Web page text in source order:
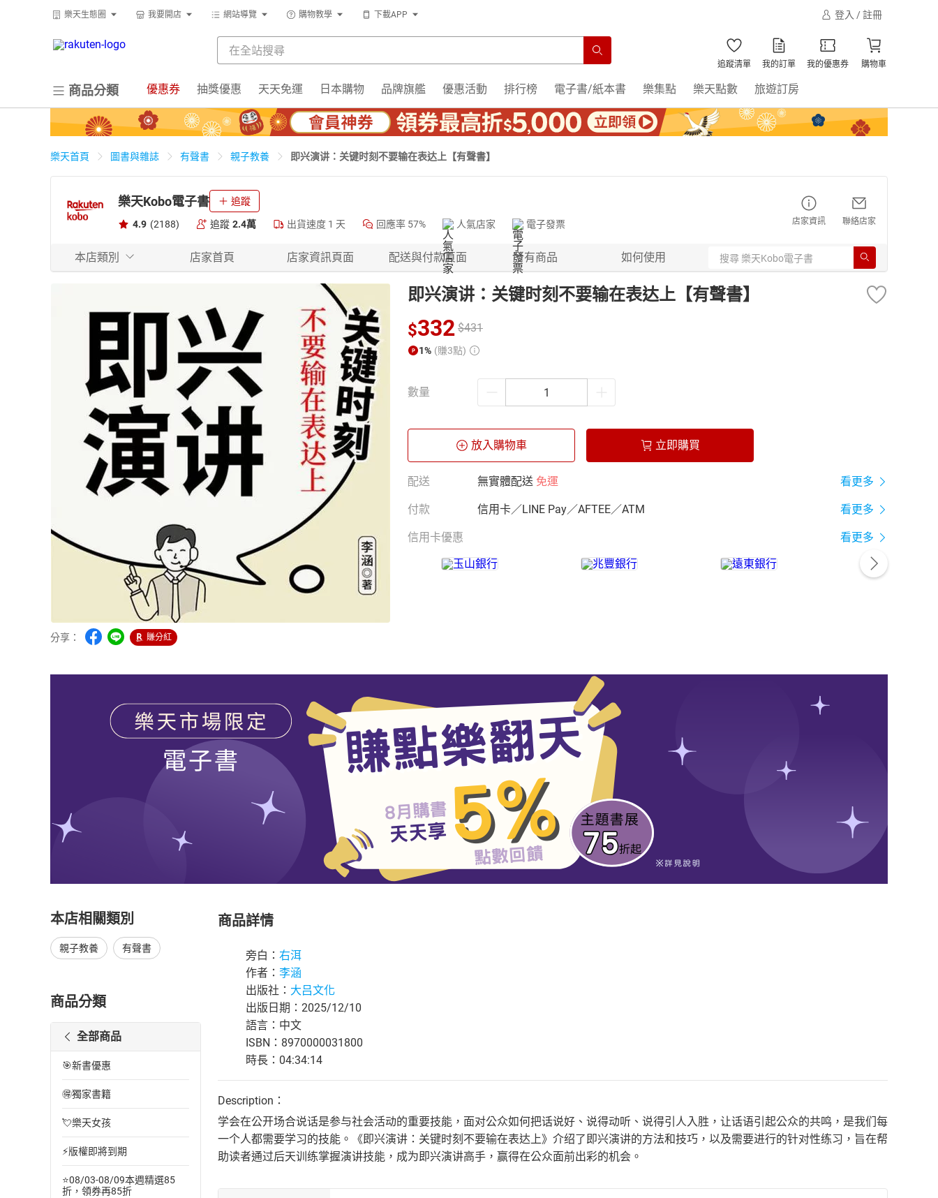
樂天生態圈 我要開店 網站導覽 購物教學 下載APP 登入 / 註冊
追蹤清單 我的訂單 我的優惠券 購物車
商品分類 優惠券 抽獎優惠 天天免運 日本購物 品牌旗艦 優惠活動 排行榜 電子書/紙本書 樂集點 樂天點數 旅遊訂房
樂天首頁 圖書與雜誌 有聲書 親子教養 即兴演讲：关键时刻不要输在表达上【有聲書】
樂天Kobo電子書 追蹤
4.9 (2188) 追蹤 2.4萬 出貨速度 1 天 回應率 57% 人氣店家 電子發票 店家資訊 聯絡店家
本店類別 店家首頁 店家資訊頁面 配送與付款頁面 所有商品 如何使用
分享： 賺分紅
即兴演讲：关键时刻不要输在表达上【有聲書】
$332 $431
1% (賺3點)
數量
放入購物車 立即購買
配送 無實體配送 免運 看更多
付款 信用卡／LINE Pay／AFTEE／ATM 看更多
信用卡優惠 看更多
本店相關類別
親子教養 有聲書
商品分類
全部商品
🎯新書優惠
🉐獨家書籍
💘樂天女孩
⚡版權即將到期
⭐08/03-08/09本週精選85
折，領券再85折
商品詳情
旁白： 右洱
作者： 李涵
出版社： 大吕文化
出版日期：2025/12/10
語言：中文
ISBN：8970000031800
時長：04:34:14
Description：
学会在公开场合说话是参与社会活动的重要技能，面对公众如何把话说好、说得动听、说得引人入胜，让话语引起公众的共鸣，是我们每
一个人都需要学习的技能。《即兴演讲：关键时刻不要输在表达上》介绍了即兴演讲的方法和技巧，以及需要进行的针对性练习，旨在帮
助读者通过后天训练掌握演讲技能，成为即兴演讲高手，赢得在公众面前出彩的机会。